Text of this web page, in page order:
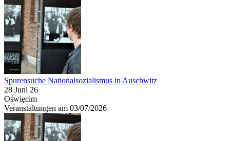
Spurensuche Nationalsozialismus in Auschwitz
28 Juni 26
Oświęcim
Veranstaltungen am 03/07/2026